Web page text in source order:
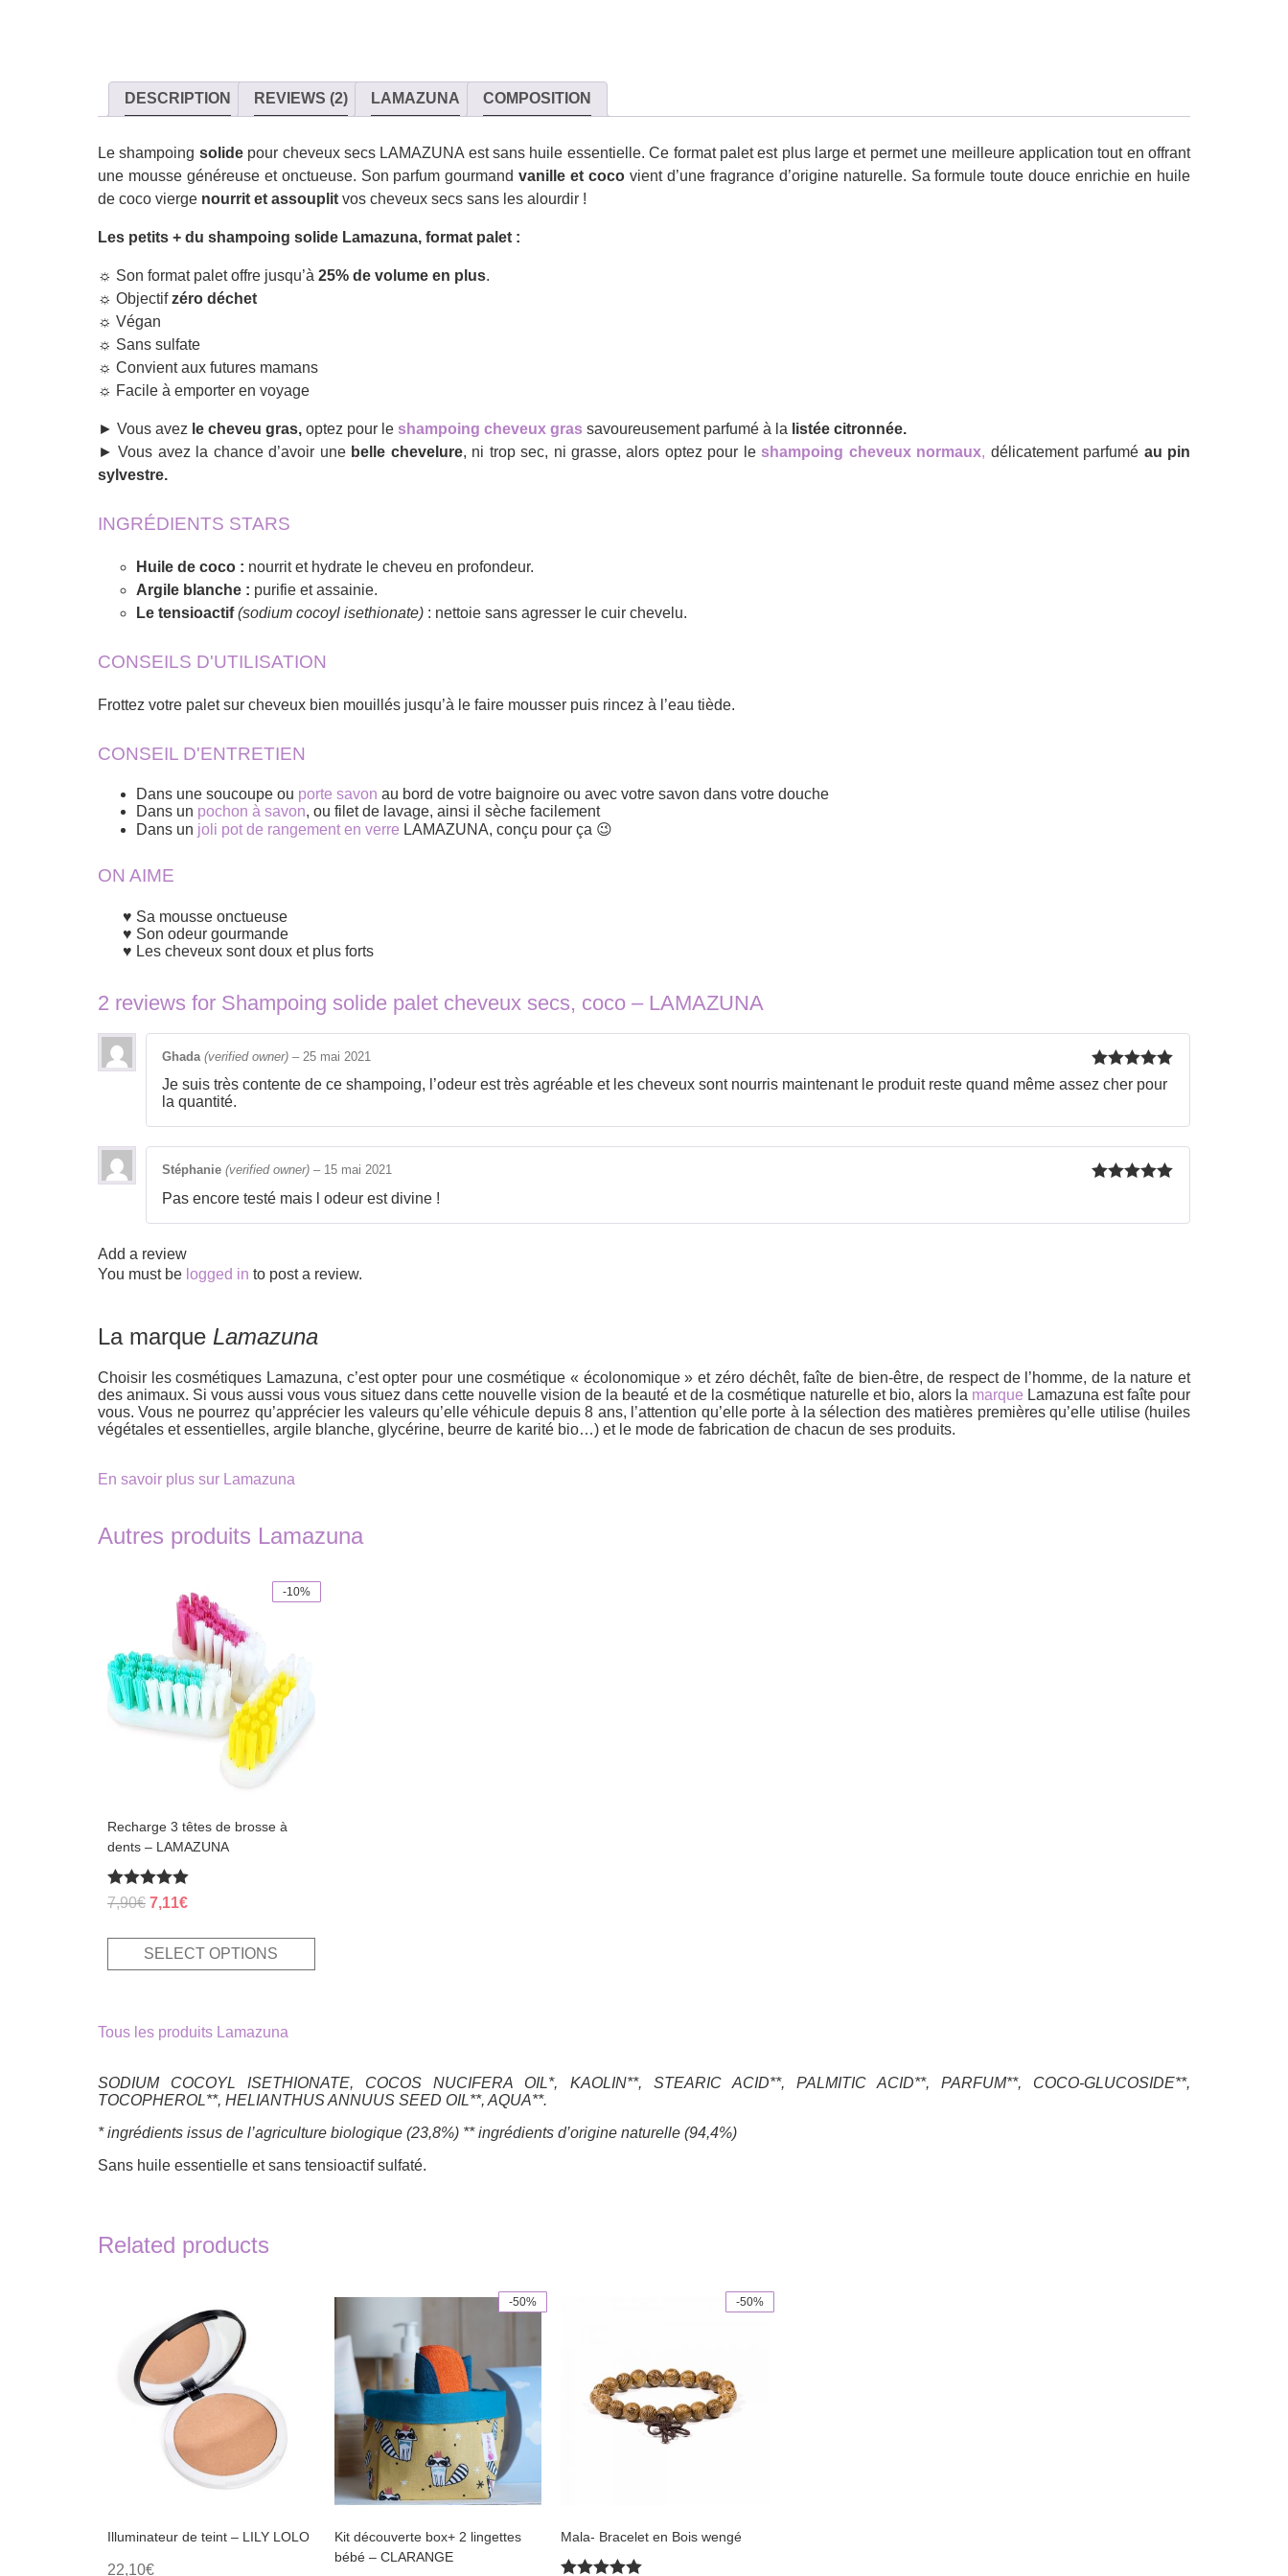
DESCRIPTION REVIEWS (2) LAMAZUNA COMPOSITION
Le shampoing solidepour cheveux secs LAMAZUNA est sans huile essentielle. Ce format palet est plus large et permet une meilleure application tout en offrant
une mousse généreuse et onctueuse. Son parfum gourmandvanille et coco vient d’une fragrance d’origine naturelle. Sa formule toute douce enrichie en huile
de coco vierge nourrit et assouplit vos cheveux secs sans les alourdir !
Les petits + du shampoing solide Lamazuna, format palet :
☼ Son format palet offre jusqu’à 25% de volume en plus.
☼ Objectifzéro déchet
☼ Végan
☼ Sans sulfate
☼ Convient aux futures mamans
☼ Facile à emporter en voyage
► Vous avez le cheveu gras, optez pour le shampoing cheveux gras savoureusement parfumé à la listée citronnée.
► Vous avez la chance d’avoir une belle chevelure, ni trop sec, ni grasse, alors optez pour leshampoing cheveux normaux, délicatement parfumé au pin
sylvestre.
INGRÉDIENTS STARS
Huile de coco : nourrit et hydrate le cheveu en profondeur.
Argile blanche : purifie et assainie.
Le tensioactif(sodium cocoyl isethionate) : nettoie sans agresser le cuir chevelu.
CONSEILS D'UTILISATION
Frottez votre palet sur cheveux bien mouillés jusqu’à le faire mousser puis rincez à l’eau tiède.
CONSEIL D'ENTRETIEN
Dans une soucoupe ou porte savon au bord de votre baignoire ou avec votre savon dans votre douche
Dans un pochon à savon, ou filet de lavage, ainsi il sèche facilement
Dans un joli pot de rangement en verre LAMAZUNA, conçu pour ça 😉
ON AIME
Sa mousse onctueuse
Son odeur gourmande
Les cheveux sont doux et plus forts
2 reviews for Shampoing solide palet cheveux secs, coco – LAMAZUNA
Rated 5out
Ghada (verified owner) – 25 mai 2021
Je suis très contente de ce shampoing, l’odeur est très agréable et les cheveux sont nourris maintenant le produit reste quand même assez cher pour
la quantité.
Stéphanie (verified owner) – 15 mai 2021
Pas encore testé mais l odeur est divine !
Add a review
You must be logged in to post a review.
La marque Lamazuna
Choisir les cosmétiques Lamazuna, c’est opter pour une cosmétique « écolonomique » et zéro déchêt, faîte de bien-être, de respect de l’homme, de la nature et
des animaux. Si vous aussi vous vous situez dans cette nouvelle vision de la beauté et de la cosmétique naturelle et bio, alors la marque Lamazuna est faîte pour
vous. Vous ne pourrez qu’apprécier les valeurs qu’elle véhicule depuis 8 ans, l’attention qu’elle porte à la sélection des matières premières qu’elle utilise (huiles
végétales et essentielles, argile blanche, glycérine, beurre de karité bio…) et le mode de fabrication de chacun de ses produits.
En savoir plus sur Lamazuna
Autres produits Lamazuna
-10%
Recharge 3 têtes de brosse à
dents – LAMAZUNA
Rated
5.00
7,90€ Original
was:
7,90€.
7,11€Current
is:
7,11€.
SELECT OPTIONS
multiple
variants.
The
options
may
page
Tous les produits Lamazuna
SODIUM COCOYL ISETHIONATE, COCOS NUCIFERA OIL*, KAOLIN**, STEARIC ACID**, PALMITIC ACID**, PARFUM**, COCO-GLUCOSIDE**,
TOCOPHEROL**, HELIANTHUS ANNUUS SEED OIL**, AQUA**.
* ingrédients issus de l’agriculture biologique (23,8%) ** ingrédients d’origine naturelle (94,4%)
Sans huile essentielle et sans tensioactif sulfaté.
Related products
Illuminateur de teint – LILY LOLO
22,10€
multiple
variants.
options
page
-50%
Kit découverte box+ 2 lingettes
bébé – CLARANGE
has
multiple
variants.
The
options
may
chosen
on
the
page
-50%
Mala- Bracelet en Bois wengé